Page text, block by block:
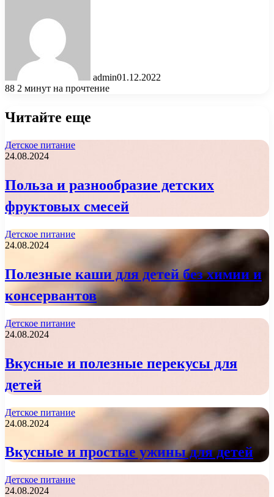
admin01.12.2022
88 2 минут на прочтение
Читайте еще
Детское питание
24.08.2024
Польза и разнообразие детских
фруктовых смесей
Детское питание
24.08.2024
Полезные каши для детей без химии и
консервантов
Детское питание
24.08.2024
Вкусные и полезные перекусы для
детей
Детское питание
24.08.2024
Вкусные и простые ужины для детей
Детское питание
24.08.2024